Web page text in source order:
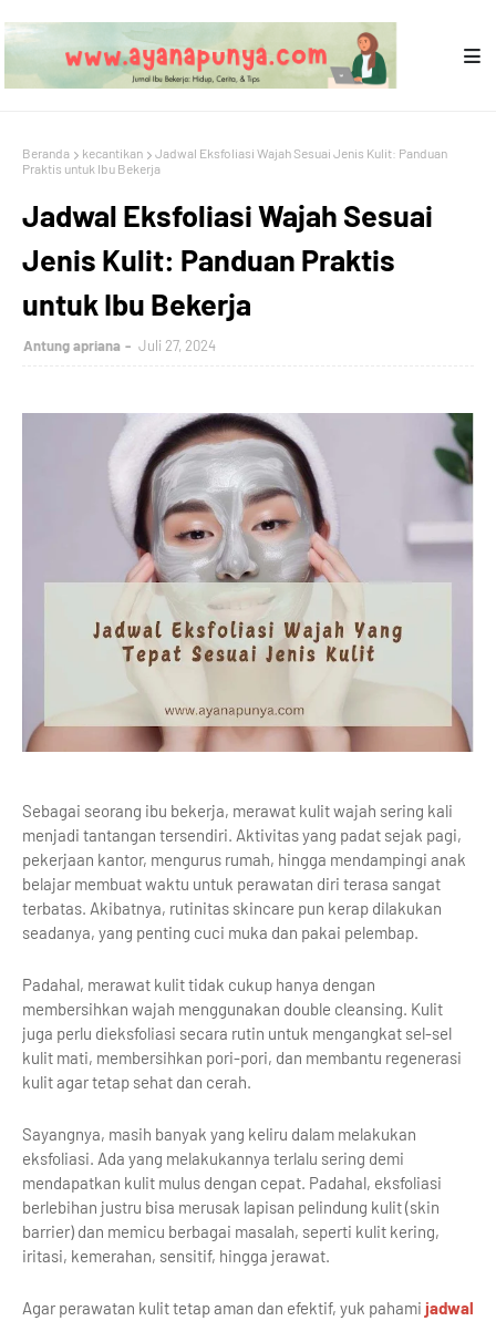
Beranda kecantikan
Jadwal Eksfoliasi Wajah Sesuai Jenis Kulit: Panduan
Praktis untuk Ibu Bekerja
Jadwal Eksfoliasi Wajah Sesuai
Jenis Kulit: Panduan Praktis
untuk Ibu Bekerja
Antung apriana Juli 27, 2024
Sebagai seorang ibu bekerja, merawat kulit wajah sering kali
menjadi tantangan tersendiri. Aktivitas yang padat sejak pagi,
pekerjaan kantor, mengurus rumah, hingga mendampingi anak
belajar membuat waktu untuk perawatan diri terasa sangat
terbatas. Akibatnya, rutinitas skincare pun kerap dilakukan
seadanya, yang penting cuci muka dan pakai pelembap.
Padahal, merawat kulit tidak cukup hanya dengan
membersihkan wajah menggunakan double cleansing. Kulit
juga perlu dieksfoliasi secara rutin untuk mengangkat sel-sel
kulit mati, membersihkan pori-pori, dan membantu regenerasi
kulit agar tetap sehat dan cerah.
Sayangnya, masih banyak yang keliru dalam melakukan
eksfoliasi. Ada yang melakukannya terlalu sering demi
mendapatkan kulit mulus dengan cepat. Padahal, eksfoliasi
berlebihan justru bisa merusak lapisan pelindung kulit (skin
barrier) dan memicu berbagai masalah, seperti kulit kering,
iritasi, kemerahan, sensitif, hingga jerawat.
Agar perawatan kulit tetap aman dan efektif, yuk pahami jadwal